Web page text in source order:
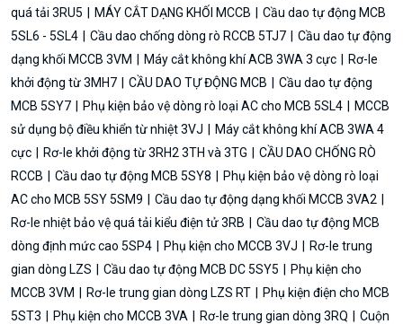
quá tải 3RU5
MÁY CẮT DẠNG KHỐI MCCB
Cầu dao tự động MCB
5SL6 - 5SL4
Cầu dao chống dòng rò RCCB 5TJ7
Cầu dao tự động
dạng khối MCCB 3VM
Máy cắt không khí ACB 3WA 3 cực
Rơ-le
khởi động từ 3MH7
CẦU DAO TỰ ĐỘNG MCB
Cầu dao tự động
MCB 5SY7
Phụ kiện bảo vệ dòng rò loại AC cho MCB 5SL4
MCCB
sử dụng bộ điều khiển từ nhiệt 3VJ
Máy cắt không khí ACB 3WA 4
cực
Rơ-le khởi động từ 3RH2 3TH và 3TG
CẦU DAO CHỐNG RÒ
RCCB
Cầu dao tự động MCB 5SY8
Phụ kiện bảo vệ dòng rò loại
AC cho MCB 5SY 5SM9
Cầu dao tự động dạng khối MCCB 3VA2
Rơ-le nhiệt bảo vệ quá tải kiểu điện tử 3RB
Cầu dao tự động MCB
dòng định mức cao 5SP4
Phụ kiện cho MCCB 3VJ
Rơ-le trung
gian dòng LZS
Cầu dao tự động MCB DC 5SY5
Phụ kiện cho
MCCB 3VM
Rơ-le trung gian dòng LZS RT
Phụ kiện điện cho MCB
5ST3
Phụ kiện cho MCCB 3VA Rơ-le trung gian dòng 3RQ
Cuộn